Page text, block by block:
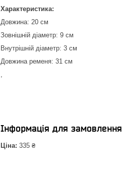
Характеристика:
Довжина: 20 см
Зовнішній діаметр: 9 см
Внутрішній діаметр: 3 см
Довжина ременя: 31 см
,
Інформація для замовлення
Ціна: 335 ₴